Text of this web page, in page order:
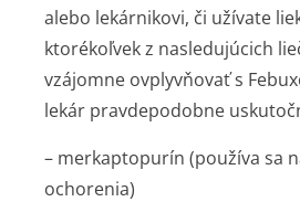
alebo lekárnikovi, či užívate
ktorékoľvek z nasledujúcich
vzájomne ovplyvňovať s
lekár pravdepodobne
– merkaptopurín (používa sa
ochorenia)